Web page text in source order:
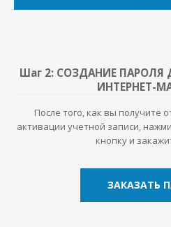
Шаг 2: СОЗДАНИЕ
ИНТЕРНЕТ-
После того, как вы получите
активации учетной записи,
кнопку и
ЗАКАЗАТЬ